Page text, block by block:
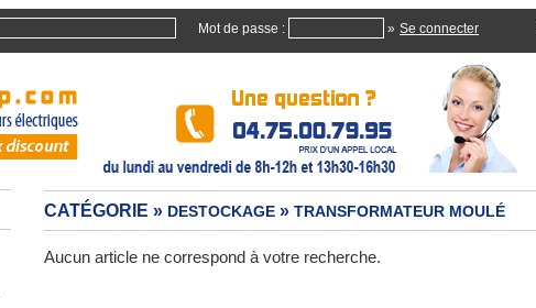
Mot de passe : »
CATÉGORIE » DESTOCKAGE » TRANSFORMATEUR MOULÉ
Aucun article ne correspond à votre recherche.